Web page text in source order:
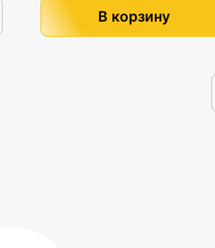
В корзину